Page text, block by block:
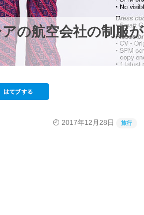
の航空会社の制服が
2017年12月28日 旅行